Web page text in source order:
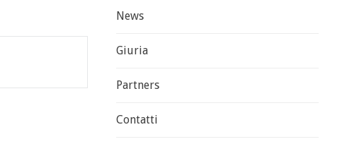
News
Giuria
Partners
Contatti